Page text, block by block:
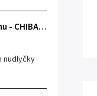
PROFI mandolína na zeleninu - CHIBA Japan, sengiri slicekun
nudlyčky